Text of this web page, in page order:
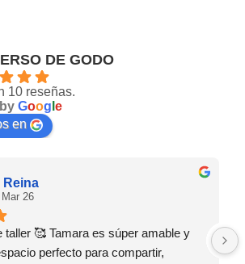
DE GODO
10 reseñas.
Goog e
en
Reina
26
taller 🥰 Tamara es súper amable y
perfecto para compartir,